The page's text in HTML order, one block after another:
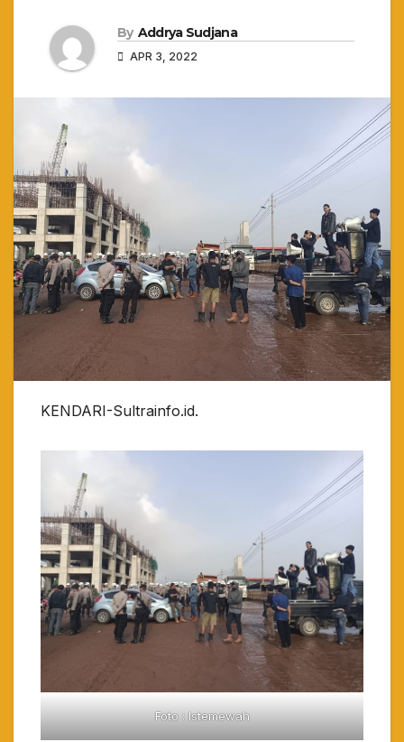
By Addrya Sudjana
APR 3, 2022
KENDARI-Sultrainfo.id.
Foto : Istemewah